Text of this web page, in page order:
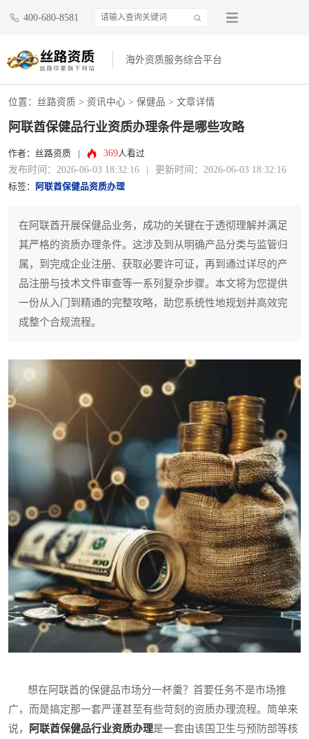
400-680-8581
海外资质服务综合平台
位置： 丝路资质 > 资讯中心 > 保健品 > 文章详情
阿联酋保健品行业资质办理条件是哪些攻略
作者：丝路资质 369人看过
发布时间：2026-06-03 18:32:16 更新时间：2026-06-03 18:32:16
标签： 阿联酋保健品资质办理
在阿联酋开展保健品业务，成功的关键在于透彻理解并满足
其严格的资质办理条件。这涉及到从明确产品分类与监管归
属，到完成企业注册、获取必要许可证，再到通过详尽的产
品注册与技术文件审查等一系列复杂步骤。本文将为您提供
一份从入门到精通的完整攻略，助您系统性地规划并高效完
成整个合规流程。
想在阿联酋的保健品市场分一杯羹？首要任务不是市场推
广，而是搞定那一套严谨甚至有些苛刻的资质办理流程。简单来
说，
阿联酋保健品行业资质办理是一套由该国卫生与预防部等核